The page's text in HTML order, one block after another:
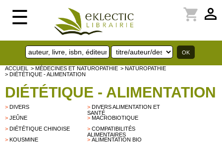
☰ perm_identity
shopping_cart
ACCUEIL > MÉDECINES ET NATUROPATHIE > NATUROPATHIE
> DIÉTÉTIQUE - ALIMENTATION
DIÉTÉTIQUE - ALIMENTATION
> DIVERS >DIVERS ALIMENTATION ET
SANTÉ
> JEÛNE >MACROBIOTIQUE
> DIÉTÉTIQUE CHINOISE >COMPATIBILITÉS
ALIMENTAIRES
> KOUSMINE >ALIMENTATION BIO